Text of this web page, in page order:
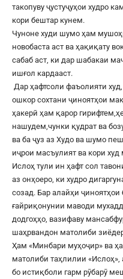
такопуву ҷустуҷуҳои худро
кори бештар кунем.
Чуноне худи шумо ҳам
новобаста аст ва ҳақиқату
сабаб аст, ки дар шабакаи
ишғол кардааст.
Дар ҳафтсоли фаъолияти
ошкор сохтани ҷиноятҳои
ҳакерӣ ҳам қарор
нашудем,чунки қудрат ва
ва ба ҷуз аз Худо ва шумо
иҷрои масъулият ва кори
Ислоҳ тули ин ҳафт сол
аз онҳоеро, ки худро
созад. Бар алайҳи ҷиноятҳои
ғайриқонунии маводи
додгоҳҳо, вазифаву
шаҳрвандон матолиби
Ҳам «Минбари муҳоҷир» ва
матолиби таҳлилии
бо истиқболи гарм рӯбарӯ